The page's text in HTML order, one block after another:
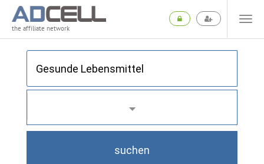
the affiliate network
suchen